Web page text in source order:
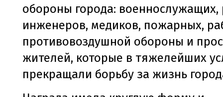
обороны города: военнослужащих,
инженеров, медиков, пожарных,
противовоздушной обороны и
жителей, которые в тяжелейших
прекращали борьбу за жизнь